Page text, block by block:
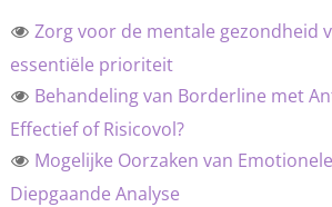
Zorg voor de mentale gezondheid
essentiële prioriteit
Behandeling van Borderline met
Effectief of Risicovol?
Mogelijke Oorzaken van
Diepgaande Analyse